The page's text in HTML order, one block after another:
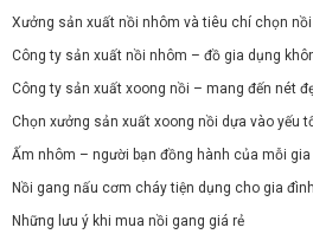
Xưởng sản xuất nồi nhôm và tiêu chí chọn
Công ty sản xuất nồi nhôm – đồ gia dụng
Công ty sản xuất xoong nồi – mang đến nét
Chọn xưởng sản xuất xoong nồi dựa vào yếu
Ấm nhôm – người bạn đồng hành của mỗi gia
Nồi gang nấu cơm cháy tiện dụng cho gia đình
Những lưu ý khi mua nồi gang giá rẻ